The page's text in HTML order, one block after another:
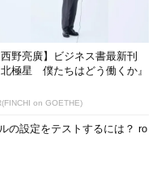
バックアップしたと
入力した。
西野亮廣】ビジネス書最新刊
北極星 僕たちはどう働くか』
on GOETHE)
の設定をテストするには？ ro